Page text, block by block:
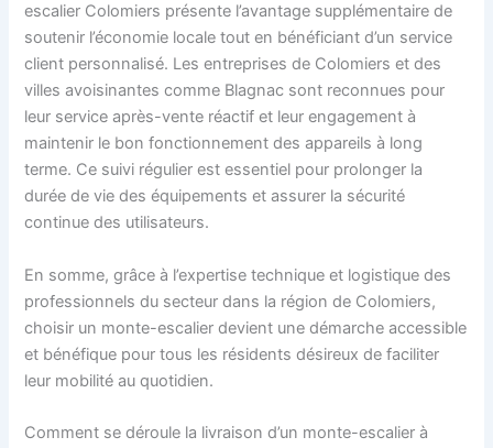
escalier Colomiers présente l’avantage supplémentaire de
soutenir l’économie locale tout en bénéficiant d’un service
client personnalisé. Les entreprises de Colomiers et des
villes avoisinantes comme Blagnac sont reconnues pour
leur service après-vente réactif et leur engagement à
maintenir le bon fonctionnement des appareils à long
terme. Ce suivi régulier est essentiel pour prolonger la
durée de vie des équipements et assurer la sécurité
continue des utilisateurs.
En somme, grâce à l’expertise technique et logistique des
professionnels du secteur dans la région de Colomiers,
choisir un monte-escalier devient une démarche accessible
et bénéfique pour tous les résidents désireux de faciliter
leur mobilité au quotidien.
Comment se déroule la livraison d’un monte-escalier à